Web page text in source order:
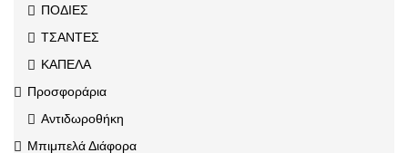
ΠΟΔΙΕΣ
ΤΣΑΝΤΕΣ
ΚΑΠΕΛΑ
Προσφοράρια
Αντιδωροθήκη
Μπιμπελά Διάφορα